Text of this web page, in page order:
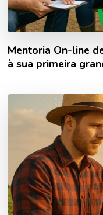
Mentoria On-line
à sua primeira